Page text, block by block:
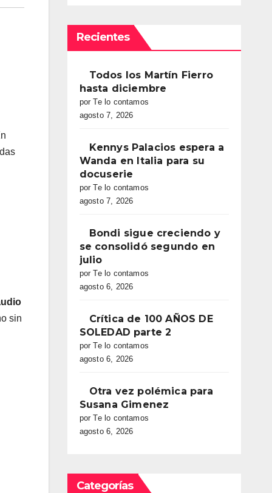
sin
Recientes
Todos los Martín Fierro
hasta diciembre
por Te lo contamos
agosto 7, 2026
Kennys Palacios espera a
Wanda en Italia para su
docuserie
por Te lo contamos
agosto 7, 2026
Bondi sigue creciendo y
se consolidó segundo en
julio
por Te lo contamos
agosto 6, 2026
Crítica de 100 AÑOS DE
SOLEDAD parte 2
por Te lo contamos
agosto 6, 2026
Otra vez polémica para
Susana Gimenez
por Te lo contamos
agosto 6, 2026
Categorías